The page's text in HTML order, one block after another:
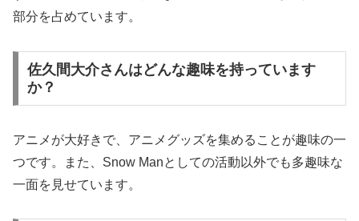
部分を占めています。
佐久間大介さんはどんな趣味を持っています
か？
アニメが大好きで、アニメグッズを集めることが趣味の一
つです。また、Snow Manとしての活動以外でも多趣味な
一面を見せています。